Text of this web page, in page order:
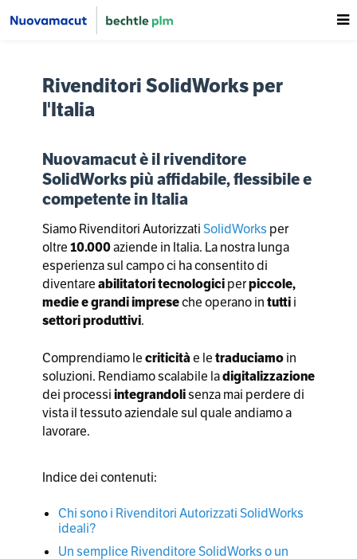
Rivenditori SolidWorks per
l'Italia
Nuovamacut è il rivenditore
SolidWorks più affidabile, flessibile e
competente in Italia
Siamo Rivenditori AutorizzatiSolidWorks per
oltre10.000aziende in Italia. La nostra lunga
esperienza sul campo ci ha consentito di
diventareabilitatori tecnologiciperpiccole,
medie e grandiimpreseche operano intuttii
settori produttivi.
Comprendiamo lecriticitàe letraduciamoin
soluzioni. Rendiamo scalabile ladigitalizzazione
dei processiintegrandolisenza mai perdere di
vista il tessuto aziendale sul quale andiamo a
lavorare.
Indice dei contenuti:
Chi sono i Rivenditori Autorizzati SolidWorks
ideali?
Un semplice Rivenditore SolidWorks o un